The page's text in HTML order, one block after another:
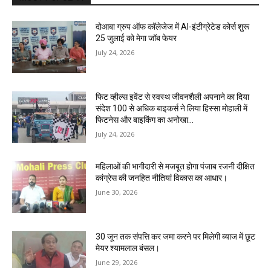
दोआबा ग्रुप ऑफ कॉलेजेज में AI-इंटीग्रेटेड कोर्स शुरू
25 जुलाई को मेगा जॉब फेयर
July 24, 2026
फिट व्हील्स इवेंट से स्वस्थ जीवनशैली अपनाने का दिया
संदेश 100 से अधिक बाइकर्स ने लिया हिस्सा मोहाली में
फिटनेस और बाइकिंग का अनोखा...
July 24, 2026
महिलाओं की भागीदारी से मजबूत होगा पंजाब रजनी दीक्षित
कांग्रेस की जनहित नीतियां विकास का आधार।
June 30, 2026
30 जून तक संपत्ति कर जमा करने पर मिलेगी ब्याज में छूट
मेयर श्यामलाल बंसल।
June 29, 2026